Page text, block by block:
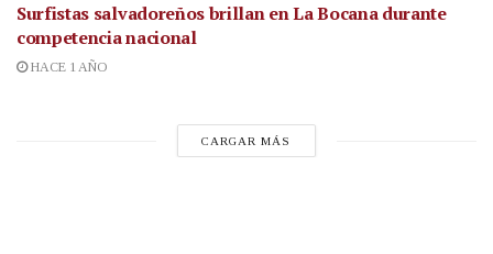
Surfistas salvadoreños brillan en La Bocana durante
competencia nacional
HACE 1 AÑO
CARGAR MÁS